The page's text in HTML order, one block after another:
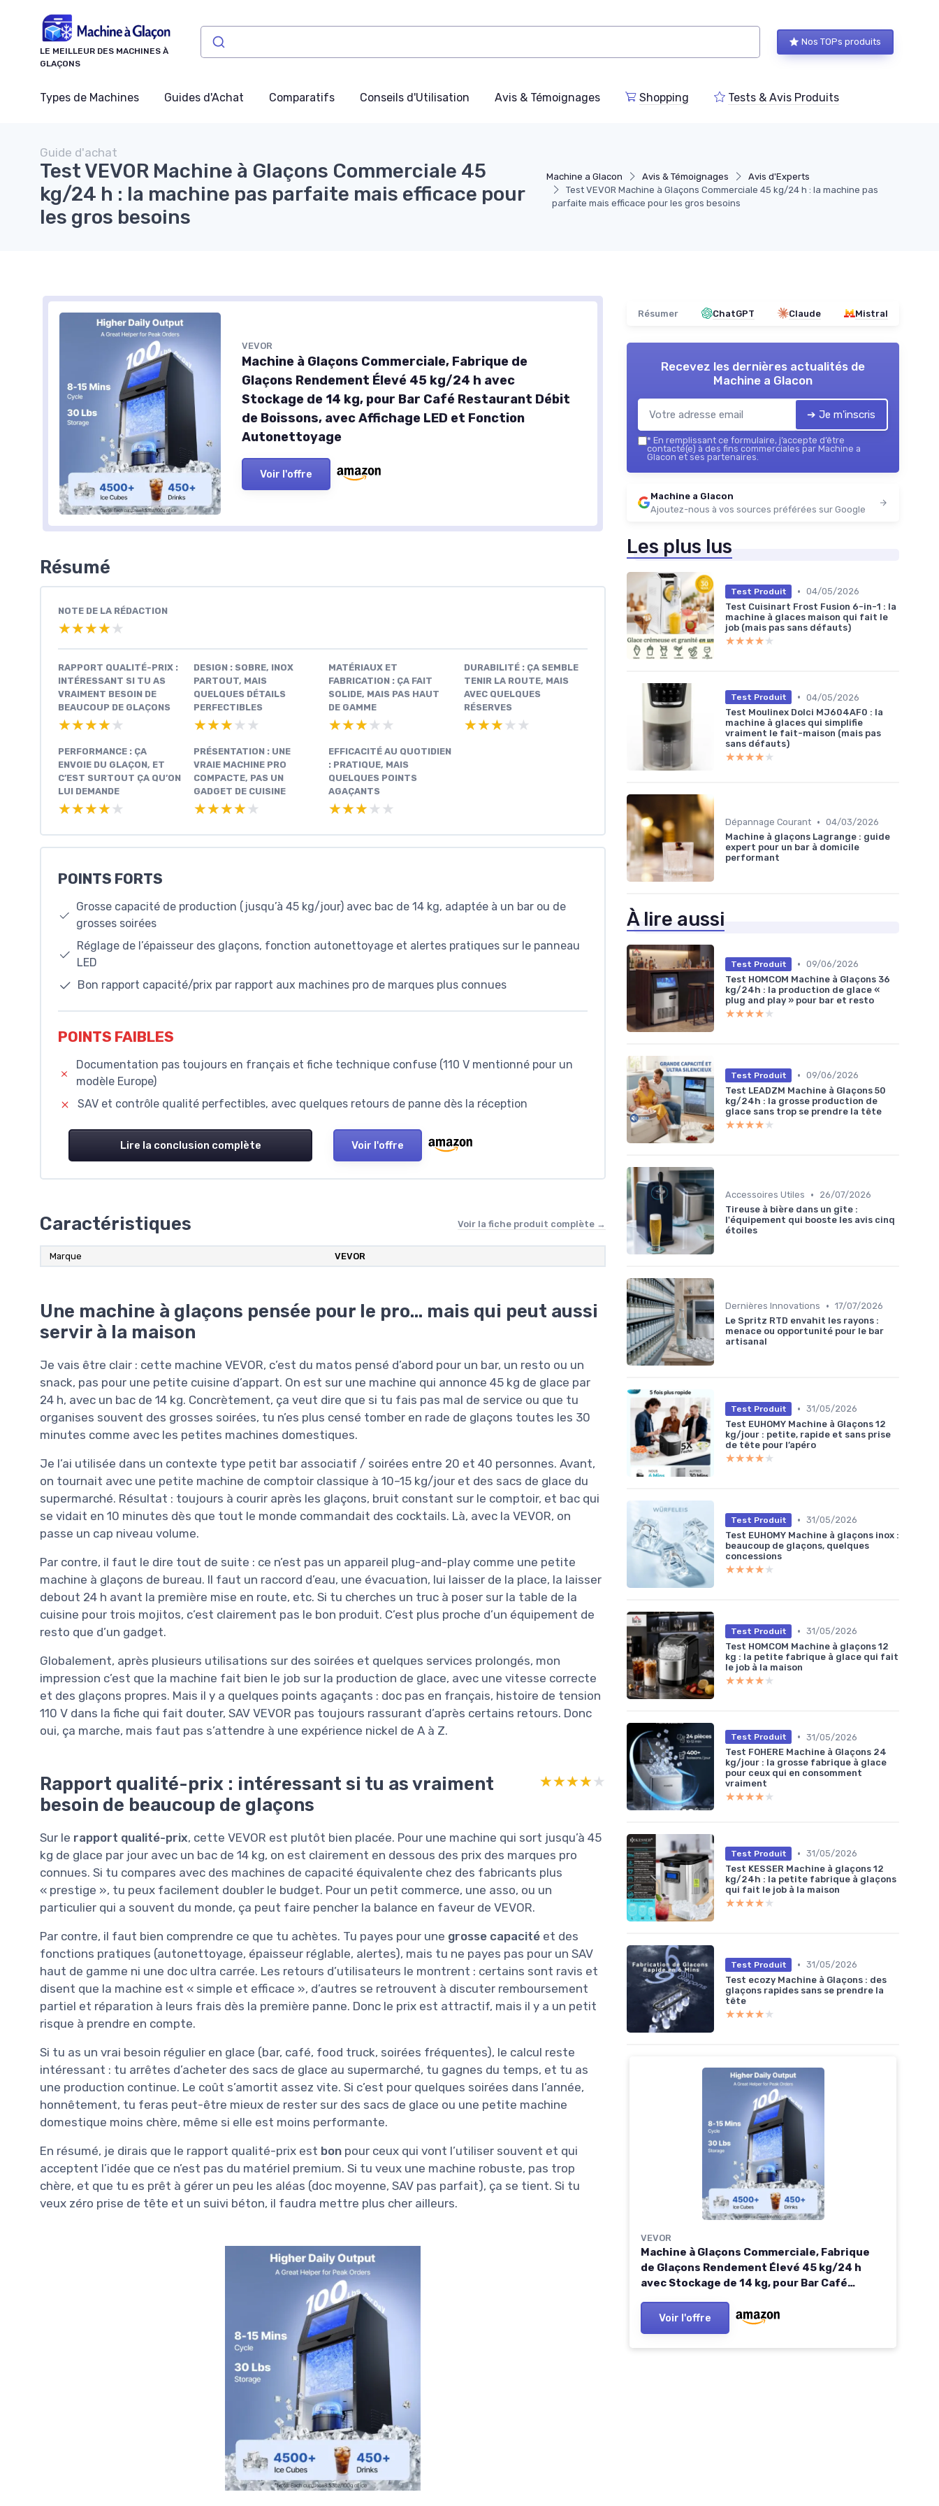
LE MEILLEUR DES MACHINES À
GLAÇONS
Nos TOPs produits
Types de Machines Guides d'Achat Comparatifs Conseils d'Utilisation Avis & Témoignages Shopping Tests & Avis Produits
Machine a Glacon Avis & Témoignages
Avis d'Experts
Test VEVOR Machine à Glaçons Commerciale 45 kg/24 h : la machine pas
parfaite mais efficace pour les gros besoins
Guide d'achat
Test VEVOR Machine à Glaçons Commerciale 45
kg/24 h : la machine pas parfaite mais efficace pour
les gros besoins
VEVOR
Machine à Glaçons Commerciale, Fabrique de
Glaçons Rendement Élevé 45 kg/24 h avec
Stockage de 14 kg, pour Bar Café Restaurant Débit
de Boissons, avec Affichage LED et Fonction
Autonettoyage
Voir l'offre
Résumé
NOTE DE LA RÉDACTION
★★★★★
★★★★★
RAPPORT QUALITÉ-PRIX :
INTÉRESSANT SI TU AS
VRAIMENT BESOIN DE
BEAUCOUP DE GLAÇONS
★★★★★
★★★★★
DESIGN : SOBRE, INOX
PARTOUT, MAIS
QUELQUES DÉTAILS
PERFECTIBLES
★★★★★
★★★★★
MATÉRIAUX ET
FABRICATION : ÇA FAIT
SOLIDE, MAIS PAS HAUT
DE GAMME
★★★★★
★★★★★
DURABILITÉ : ÇA SEMBLE
TENIR LA ROUTE, MAIS
AVEC QUELQUES
RÉSERVES
★★★★★
★★★★★
PERFORMANCE : ÇA
ENVOIE DU GLAÇON, ET
C’EST SURTOUT ÇA QU’ON
LUI DEMANDE
★★★★★
★★★★★
PRÉSENTATION : UNE
VRAIE MACHINE PRO
COMPACTE, PAS UN
GADGET DE CUISINE
★★★★★
★★★★★
EFFICACITÉ AU QUOTIDIEN
: PRATIQUE, MAIS
QUELQUES POINTS
AGAÇANTS
★★★★★
★★★★★
POINTS FORTS
Grosse capacité de production (jusqu’à 45 kg/jour) avec bac de 14 kg, adaptée à un bar ou de
grosses soirées
Réglage de l’épaisseur des glaçons, fonction autonettoyage et alertes pratiques sur le panneau
LED
Bon rapport capacité/prix par rapport aux machines pro de marques plus connues
POINTS FAIBLES
Documentation pas toujours en français et fiche technique confuse (110 V mentionné pour un
modèle Europe)
SAV et contrôle qualité perfectibles, avec quelques retours de panne dès la réception
Lire la conclusion complète Voir l'offre
Caractéristiques Voir la fiche produit complète →
Marque VEVOR
Une machine à glaçons pensée pour le pro… mais qui peut aussi
servir à la maison
Je vais être clair : cette machine VEVOR, c’est du matos pensé d’abord pour un bar, un resto ou un
snack, pas pour une petite cuisine d’appart. On est sur une machine qui annonce 45 kg de glace par
24 h, avec un bac de 14 kg. Concrètement, ça veut dire que si tu fais pas mal de service ou que tu
organises souvent des grosses soirées, tu n’es plus censé tomber en rade de glaçons toutes les 30
minutes comme avec les petites machines domestiques.
Je l’ai utilisée dans un contexte type petit bar associatif / soirées entre 20 et 40 personnes. Avant,
on tournait avec une petite machine de comptoir classique à 10–15 kg/jour et des sacs de glace du
supermarché. Résultat : toujours à courir après les glaçons, bruit constant sur le comptoir, et bac qui
se vidait en 10 minutes dès que tout le monde commandait des cocktails. Là, avec la VEVOR, on
passe un cap niveau volume.
Par contre, il faut le dire tout de suite : ce n’est pas un appareil plug-and-play comme une petite
machine à glaçons de bureau. Il faut un raccord d’eau, une évacuation, lui laisser de la place, la laisser
debout 24 h avant la première mise en route, etc. Si tu cherches un truc à poser sur la table de la
cuisine pour trois mojitos, c’est clairement pas le bon produit. C’est plus proche d’un équipement de
resto que d’un gadget.
Globalement, après plusieurs utilisations sur des soirées et quelques services prolongés, mon
impression c’est que la machine fait bien le job sur la production de glace, avec une vitesse correcte
et des glaçons propres. Mais il y a quelques points agaçants : doc pas en français, histoire de tension
110 V dans la fiche qui fait douter, SAV VEVOR pas toujours rassurant d’après certains retours. Donc
oui, ça marche, mais faut pas s’attendre à une expérience nickel de A à Z.
Rapport qualité-prix : intéressant si tu as vraiment
besoin de beaucoup de glaçons
★★★★★
★★★★★
Sur le rapport qualité-prix, cette VEVOR est plutôt bien placée. Pour une machine qui sort jusqu’à 45
kg de glace par jour avec un bac de 14 kg, on est clairement en dessous des prix des marques pro
connues. Si tu compares avec des machines de capacité équivalente chez des fabricants plus
« prestige », tu peux facilement doubler le budget. Pour un petit commerce, une asso, ou un
particulier qui a souvent du monde, ça peut faire pencher la balance en faveur de VEVOR.
Par contre, il faut bien comprendre ce que tu achètes. Tu payes pour une grosse capacité et des
fonctions pratiques (autonettoyage, épaisseur réglable, alertes), mais tu ne payes pas pour un SAV
haut de gamme ni une doc ultra carrée. Les retours d’utilisateurs le montrent : certains sont ravis et
disent que la machine est « simple et efficace », d’autres se retrouvent à discuter remboursement
partiel et réparation à leurs frais dès la première panne. Donc le prix est attractif, mais il y a un petit
risque à prendre en compte.
Si tu as un vrai besoin régulier en glace (bar, café, food truck, soirées fréquentes), le calcul reste
intéressant : tu arrêtes d’acheter des sacs de glace au supermarché, tu gagnes du temps, et tu as
une production continue. Le coût s’amortit assez vite. Si c’est pour quelques soirées dans l’année,
honnêtement, tu feras peut-être mieux de rester sur des sacs de glace ou une petite machine
domestique moins chère, même si elle est moins performante.
En résumé, je dirais que le rapport qualité-prix est bon pour ceux qui vont l’utiliser souvent et qui
acceptent l’idée que ce n’est pas du matériel premium. Si tu veux une machine robuste, pas trop
chère, et que tu es prêt à gérer un peu les aléas (doc moyenne, SAV pas parfait), ça se tient. Si tu
veux zéro prise de tête et un suivi béton, il faudra mettre plus cher ailleurs.
Résumer ChatGPT Claude Mistral
Recevez les dernières actualités de
Machine a Glacon
➔ Je m'inscris
* En remplissant ce formulaire, j’accepte d’être
contacté(e) à des fins commerciales par Machine a
Glacon et ses partenaires.
Machine a Glacon
Ajoutez-nous à vos sources préférées sur Google
Les plus lus
Test Produit • 04/05/2026
Test Cuisinart Frost Fusion 6-in-1 : la
machine à glaces maison qui fait le
job (mais pas sans défauts)
★★★★★
★★★★★
Test Produit • 04/05/2026
Test Moulinex Dolci MJ604AF0 : la
machine à glaces qui simplifie
vraiment le fait-maison (mais pas
sans défauts)
★★★★★
★★★★★
Dépannage Courant • 04/03/2026
Machine à glaçons Lagrange : guide
expert pour un bar à domicile
performant
À lire aussi
Test Produit • 09/06/2026
Test HOMCOM Machine à Glaçons 36
kg/24h : la production de glace «
plug and play » pour bar et resto
★★★★★
★★★★★
Test Produit • 09/06/2026
Test LEADZM Machine à Glaçons 50
kg/24h : la grosse production de
glace sans trop se prendre la tête
★★★★★
★★★★★
Accessoires Utiles •
26/07/2026
Tireuse à bière dans un gîte :
l'équipement qui booste les avis cinq
étoiles
Dernières Innovations • 17/07/2026
Le Spritz RTD envahit les rayons :
menace ou opportunité pour le bar
artisanal
Test Produit • 31/05/2026
Test EUHOMY Machine à Glaçons 12
kg/jour : petite, rapide et sans prise
de tête pour l’apéro
★★★★★
★★★★★
Test Produit • 31/05/2026
Test EUHOMY Machine à glaçons inox :
beaucoup de glaçons, quelques
concessions
★★★★★
★★★★★
Test Produit • 31/05/2026
Test HOMCOM Machine à glaçons 12
kg : la petite fabrique à glace qui fait
le job à la maison
★★★★★
★★★★★
Test Produit • 31/05/2026
Test FOHERE Machine à Glaçons 24
kg/jour : la grosse fabrique à glace
pour ceux qui en consomment
vraiment
★★★★★
★★★★★
Test Produit • 31/05/2026
Test KESSER Machine à glaçons 12
kg/24h : la petite fabrique à glaçons
qui fait le job à la maison
★★★★★
★★★★★
Test Produit • 31/05/2026
Test ecozy Machine à Glaçons : des
glaçons rapides sans se prendre la
tête
★★★★★
★★★★★
VEVOR
Machine à Glaçons Commerciale, Fabrique
de Glaçons Rendement Élevé 45 kg/24 h
avec Stockage de 14 kg, pour Bar Café
Affichage LED et Fonction Autonettoyage
Voir l'offre